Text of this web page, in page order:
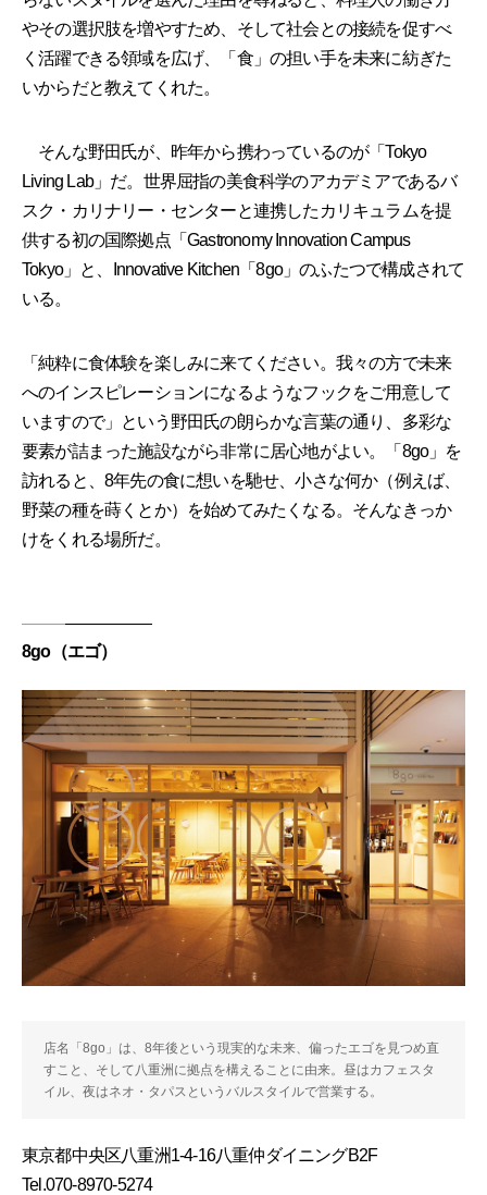
やその選択肢を増やすため、そして社会との接続を促すべ
く活躍できる領域を広げ、「食」の担い手を未来に紡ぎた
いからだと教えてくれた。
そんな野田氏が、昨年から携わっているのが「Tokyo
Living Lab」だ。世界屈指の美食科学のアカデミアであるバ
スク・カリナリー・センターと連携したカリキュラムを提
供する初の国際拠点「Gastronomy Innovation Campus
Tokyo」と、Innovative Kitchen「8go」のふたつで構成されて
いる。
「純粋に食体験を楽しみに来てください。我々の方で未来
へのインスピレーションになるようなフックをご用意して
いますので」という野田氏の朗らかな言葉の通り、多彩な
要素が詰まった施設ながら非常に居心地がよい。「8go」を
訪れると、8年先の食に想いを馳せ、小さな何か（例えば、
野菜の種を蒔くとか）を始めてみたくなる。そんなきっか
けをくれる場所だ。
8go（エゴ）
店名「8go」は、8年後という現実的な未来、偏ったエゴを見つめ直
すこと、そして八重洲に拠点を構えることに由来。昼はカフェスタ
イル、夜はネオ・タパスというバルスタイルで営業する。
東京都中央区八重洲1-4-16八重仲ダイニングB2F
Tel.070-8970-5274